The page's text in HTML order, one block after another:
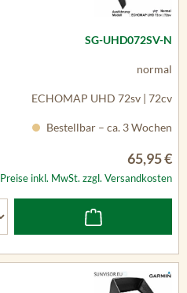
SG-UHD072SV-N
normal
ECHOMAP UHD 72sv | 72cv
Bestellbar – ca. 3 Wochen
65,95 €
Preise inkl. MwSt. zzgl. Versandkosten